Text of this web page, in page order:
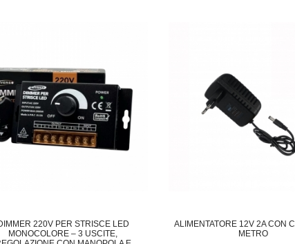
220V PER STRISCE LED
MONOCOLORE – 3 USCITE,
ALIMENTATORE 12V 2A CON
METRO